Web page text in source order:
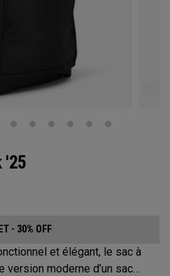
'25
- 30% OFF
et élégant, le sac à
version moderne d’un sac